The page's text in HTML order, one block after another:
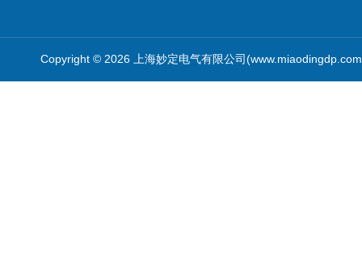
Copyright © 2026 上海妙定电气有限公司